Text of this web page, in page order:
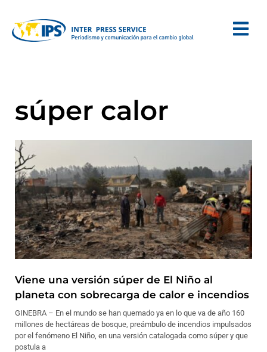
súper calor
Viene una versión súper de El Niño al
planeta con sobrecarga de calor e incendios
GINEBRA – En el mundo se han quemado ya en lo que va de año 160
millones de hectáreas de bosque, preámbulo de incendios impulsados
por el fenómeno El Niño, en una versión catalogada como súper y que
postula a